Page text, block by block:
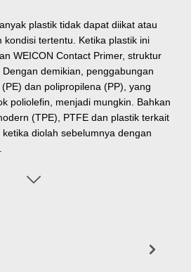
plastik tidak dapat diikat atau
kondisi tertentu. Ketika plastik ini
WEICON Contact Primer, struktur
demikian, penggabungan
dan polipropilena (PP), yang
poliolefin, menjadi mungkin. Bahkan
(TPE), PTFE dan plastik terkait
diolah sebelumnya dengan